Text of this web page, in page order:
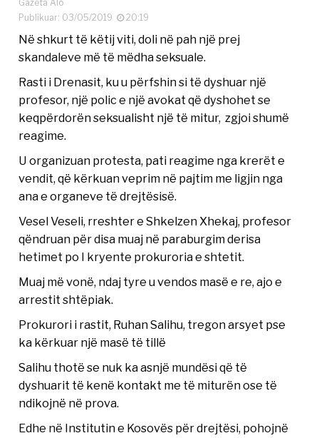
Gazeta Alo
Publikuar: 03/05/2019
20:19
Në shkurt të këtij viti, doli në pah një prej
skandaleve më të mëdha seksuale.
Rasti i Drenasit, ku u përfshin si të dyshuar një
profesor, një polic e një avokat që dyshohet se
keqpërdorën seksualisht një të mitur, zgjoi shumë
reagime.
U organizuan protesta, pati reagime nga krerët e
vendit, që kërkuan veprim në pajtim me ligjin nga
ana e organeve të drejtësisë.
Vesel Veseli, rreshter e Shkelzen Xhekaj, profesor
qëndruan për disa muaj në paraburgim derisa
hetimet po I kryente prokuroria e shtetit.
Muaj më vonë, ndaj tyre u vendos masë e re, ajo e
arrestit shtëpiak.
Prokurori i rastit, Ruhan Salihu, tregon arsyet pse
ka kërkuar një masë të tillë
Salihu thotë se nuk ka asnjë mundësi që të
dyshuarit të kenë kontakt me të miturën ose të
ndikojnë në prova.
Edhe në Institutin e Kosovës për drejtësi, pohojnë